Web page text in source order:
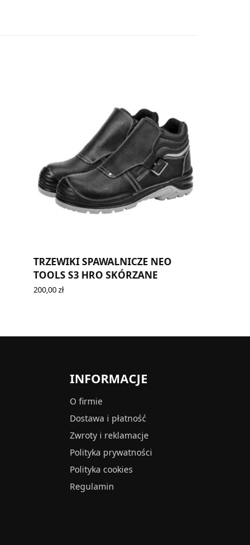
TRZEWIKI SPAWALNICZE NEO
TOOLS S3 HRO SKÓRZANE
200,00zł
INFORMACJE
O firmie
Dostawa i płatność
Zwroty i reklamacje
Polityka prywatności
Polityka cookies
Regulamin